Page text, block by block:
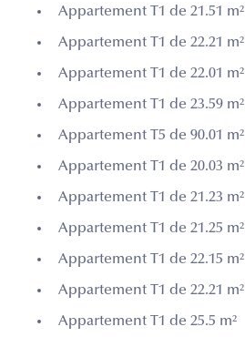
Appartement T1 de 21.51 m²
Appartement T1 de 22.21 m²
Appartement T1 de 22.01 m²
Appartement T1 de 23.59 m²
Appartement T5 de 90.01 m²
Appartement T1 de 20.03 m²
Appartement T1 de 21.23 m²
Appartement T1 de 21.25 m²
Appartement T1 de 22.15 m²
Appartement T1 de 22.21 m²
Appartement T1 de 25.5 m²